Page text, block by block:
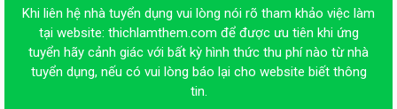
Khi liên hệ nhà tuyển dụng vui lòng nói rõ tham khảo việc làm
tại website: thichlamthem.com để được ưu tiên khi ứng
tuyển hãy cảnh giác với bất kỳ hình thức thu phí nào từ nhà
tuyển dụng, nếu có vui lòng báo lại cho website biết thông
tin.